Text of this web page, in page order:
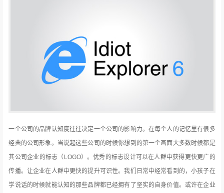
一个公司的品牌认知度往往决定一个公司的影响力。在每个人的记忆里有很多
经典的公司形象。当说起这些公司的时候你想到的第一个画面大多数时候都是
其公司企业的标志（LOGO）。优秀的标志设计可以在人群中获得更快更广的
传播。让企业在人群中更快的提升可识性。我们日常中经常看到的，小孩子在
学说话的时候就能认知的那些品牌都已经拥有了坚实的自身价值。或许在企业